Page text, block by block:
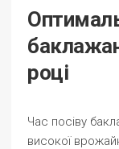
році
Час посіву
високої